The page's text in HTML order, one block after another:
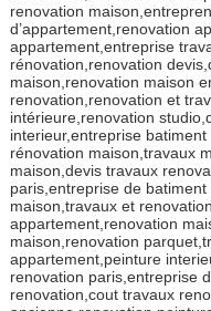
renovation
d’appartement,renovation
appartement,entreprise
rénovation,renovation
maison,renovation maison
renovation,renovation et
intérieure,renovation
interieur,entreprise
rénovation maison,travaux
maison,devis travaux
paris,entreprise de
maison,travaux et
appartement,renovation
maison,renovation
appartement,peinture
renovation paris,entreprise
renovation,cout travaux